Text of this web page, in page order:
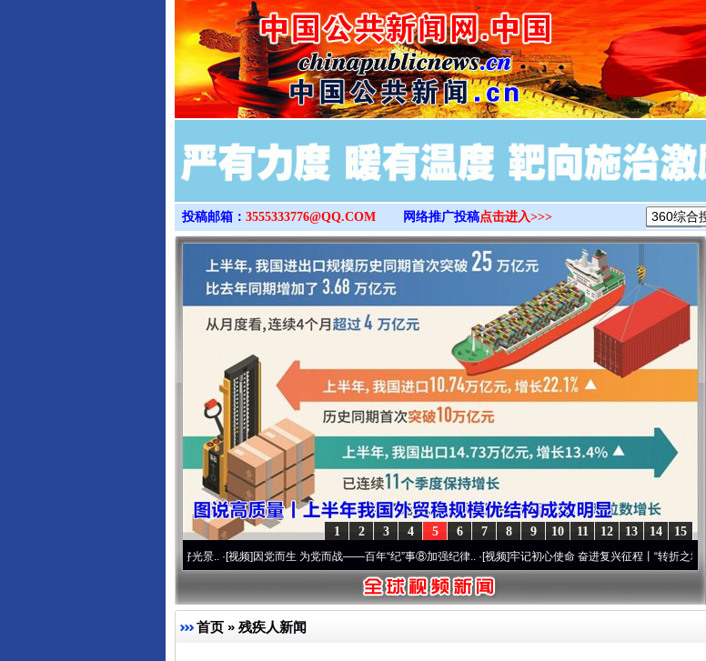
>
投稿邮箱： 3555333776@QQ.COM 网络推广投稿点击进入>>>
15
14
13
12
11
10
9
8
7
6
5
4
3
2
1
·[视频]因党而生 为党而战——百年“纪”事⑧加强纪律..·[视频]牢记初心使命 奋进复兴征程丨“转折之城”激荡..·[视频]
首页 » 残疾人新闻
完善运行机制助力责任有效落实 一纸欠条伤亲情 巡回调解促和解..
东山县通报“牛蛙产品抗生素超标问题” 法徽映军营 权益有保障